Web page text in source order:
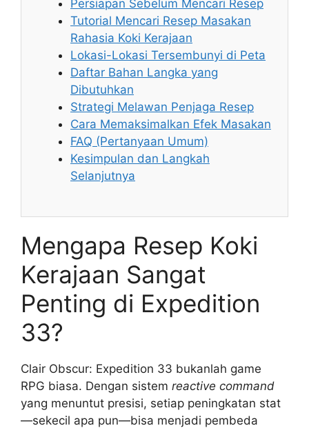
Persiapan Sebelum Mencari Resep
Tutorial Mencari Resep Masakan
Rahasia Koki Kerajaan
Lokasi-Lokasi Tersembunyi di Peta
Daftar Bahan Langka yang
Dibutuhkan
Strategi Melawan Penjaga Resep
Cara Memaksimalkan Efek Masakan
FAQ (Pertanyaan Umum)
Kesimpulan dan Langkah
Selanjutnya
Mengapa Resep Koki
Kerajaan Sangat
Penting di Expedition
33?
Clair Obscur: Expedition 33 bukanlah game
RPG biasa. Dengan sistem reactive command
yang menuntut presisi, setiap peningkatan stat
—sekecil apa pun—bisa menjadi pembeda